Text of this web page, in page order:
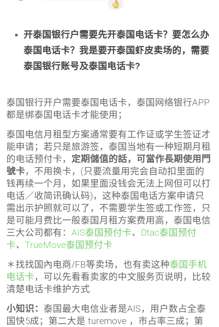
开泰国银行户需要先开泰国电话卡？要怎么办
泰国电话卡？我是要开泰国虾皮卖场的，需要
泰国银行账号及泰国电话卡?
泰国银行开户需要泰国电话卡，泰国网络银行APP
都是绑泰国电话卡才能使用；
泰国电信月租型方案通常要有工作证或学生签证才
能申请；若只是旅游签，泰国当地有一种短期月租
的电话预付卡， 定期儲值的話，可當作長期使用門
號卡，不用换卡，(只要流量用完会自动扣里面的
钱再续一个月，如果里面没钱会无法上网但可以打
电话／收简讯确认码)，这种泰国电话方案申请只
需出示护照就可以了，不需要学生签或工作签，只
是可能月费比一般泰国月租方案费用高，泰国电信
三大公司都有：AIS泰国预付卡、 Dtac泰国预付
卡、TrueMove泰国预付卡
＊找找国內电商/FB等卖场，也有卖这种泰国手机
电话卡，可以先看看卖家的中文服务页说明，比较
清楚电话卡维护方式
小知识： 泰国最大电信业者是AIS，用户数占全泰
国快5成；第二大是 turemove ，市占率三成；第